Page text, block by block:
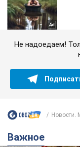
Не надоедаем!
Новости.
Важное